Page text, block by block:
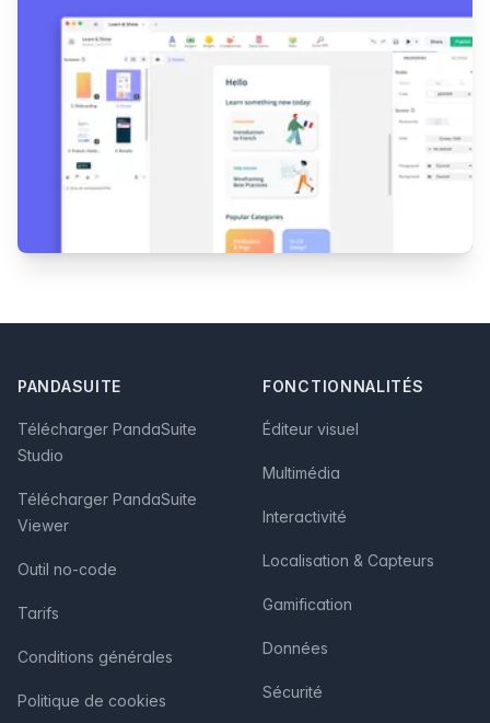
PANDASUITE
Télécharger PandaSuite
Studio
Télécharger PandaSuite
Viewer
Outil no-code
Tarifs
Conditions générales
Politique de cookies
FONCTIONNALITÉS
Éditeur visuel
Multimédia
Interactivité
Localisation & Capteurs
Gamification
Données
Sécurité